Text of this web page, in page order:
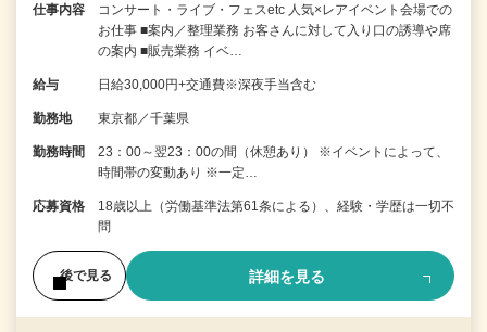
仕事内容
コンサート・ライブ・フェスetc 人気×レアイベント会場での
お仕事 ■案内／整理業務 お客さんに対して入り口の誘導や席
の案内 ■販売業務 イベ…
給与 日給30,000円+交通費※深夜手当含む
勤務地 東京都／千葉県
勤務時間
23：00～翌23：00の間（休憩あり） ※イベントによって、
時間帯の変動あり ※一定…
応募資格
18歳以上（労働基準法第61条による）、経験・学歴は一切不
問
後で見る 詳細を見る